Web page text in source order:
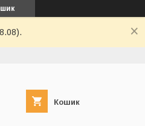
Кошик